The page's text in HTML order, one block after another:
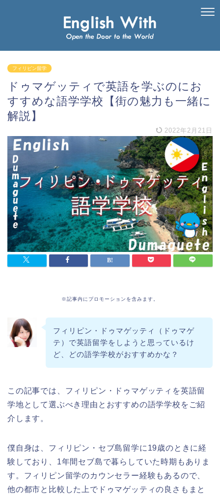
フィリピン留学
ドゥマゲッティで英語を学ぶのにお
すすめな語学学校【街の魅力も一緒に
解説】
2022年2月21日
※記事内にプロモーションを含みます。
フィリピン・ドゥマゲッティ（ドゥマゲ
テ）で英語留学をしようと思っているけ
ど、どの語学学校がおすすめかな？
この記事では、フィリピン・ドゥマゲッティを英語留
学地として選ぶべき理由とおすすめの語学学校をご紹
介します。
僕自身は、フィリピン・セブ島留学に19歳のときに経
験しており、1年間セブ島で暮らしていた時期もありま
す。フィリピン留学のカウンセラー経験もあるので、
他の都市と比較した上でドゥマゲッティの良さもまと